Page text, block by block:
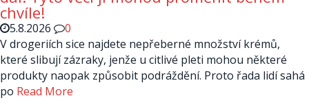
chvíle!
5.8.2026
0
V drogeriích sice najdete nepřeberné množství krémů,
které slibují zázraky, jenže u citlivé pleti mohou některé
produkty naopak způsobit podráždění. Proto řada lidí sahá
po Read More